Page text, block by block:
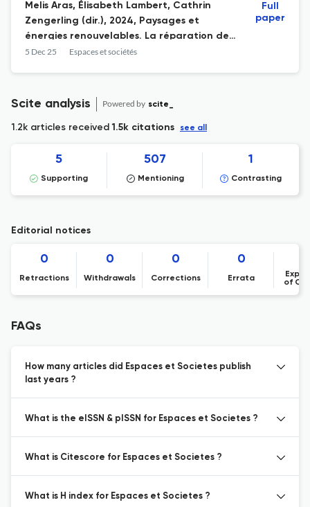
de doctorat de géographie, université
Paris 8 Vincennes/Saint-Denis.
Melis Aras, Élisabeth Lambert, Cathrin
Zengerling (dir.), 2024, Paysages et
énergies renouvelables. La réparation des
atteintes aux paysages en France et en
in France and Germany, édition bilingue,
Strasbourg, Presses universitaires de
Strasbourg, 272 pages.
5 Dec 25 Espaces et sociétés
Full
paper
Scite analysis Powered by scite_
1.2k articles received1.5k citations see all
5
Supporting
507
Mentioning
1
Contrasting
Editorial notices
0
Retractions
0
Withdrawals
0
Corrections
0
Errata
of
FAQs
How many articles did Espaces et Societes publish
last years ?
What is the eISSN & pISSN for Espaces et Societes ?
What is Citescore for Espaces et Societes ?
What is H index for Espaces et Societes ?